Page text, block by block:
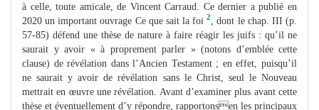
à celle, toute amicale, de Vincent Carraud. Ce dernier a publié en
2020 un important ouvrage Ce que sait la foi2
, dont le chap. III (p.
57-85) défend une thèse de nature à faire réagir les juifs : qu’il ne
saurait y avoir « à proprement parler » (notons d’emblée cette
clause) de révélation dans l’Ancien Testament ; en effet, puisqu’il
ne saurait y avoir de révélation sans le Christ, seul le Nouveau
mettrait en œuvre une révélation. Avant d’examiner plus avant cette
thèse et éventuellement d’y répondre, rapportonsen les principaux